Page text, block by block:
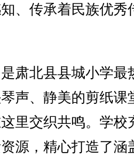
、传承着民族优秀
北县县城小学最
声、静美的剪纸课
里交织共鸣。学校
源，精心打造了涵